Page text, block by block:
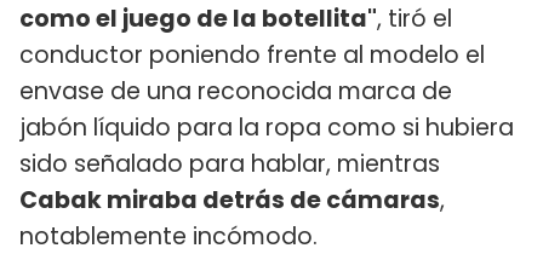
como el juego de la botellita", tiró el
conductor poniendo frente al modelo el
envase de una reconocida marca de
jabón líquido para la ropa como si hubiera
sido señalado para hablar, mientras
Cabak miraba detrás de cámaras,
notablemente incómodo.